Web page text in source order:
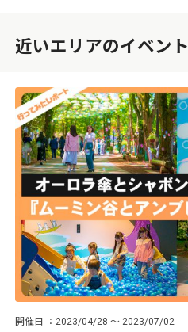
近いエリアのイベント
開催日 2023/04/28 ～ 2023/07/02